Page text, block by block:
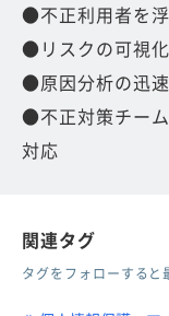
●不正利用者を
●リスクの可視化
●原因分析の迅
●不正対策チー
対応
関連タグ
タグをフォローすると